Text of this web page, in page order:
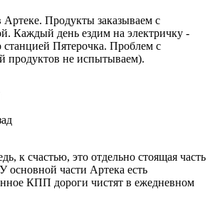
Продукты заказываем с
Каждый день ездим на электричку -
станцией Пятерочка. Проблем с
продуктов не испытываем).
к счастью, это отдельно стоящая часть
основной части Артека есть
КПП дороги чистят в ежедневном